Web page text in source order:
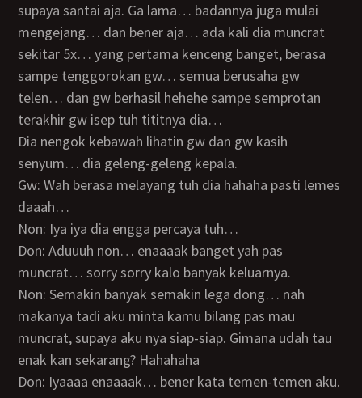
supaya santai aja. Ga lama… badannya juga mulai
mengejang… dan bener aja… ada kali dia muncrat
sekitar 5x… yang pertama kenceng banget, berasa
sampe tenggorokan gw… semua berusaha gw
telen… dan gw berhasil hehehe sampe semprotan
terakhir gw isep tuh tititnya dia…
Dia nengok kebawah lihatin gw dan gw kasih
senyum… dia geleng-geleng kepala.
Gw: Wah berasa melayang tuh dia hahaha pasti lemes
daaah…
Non: Iya iya dia engga percaya tuh…
Don: Aduuuh non… enaaaak banget yah pas
muncrat… sorry sorry kalo banyak keluarnya.
Non: Semakin banyak semakin lega dong… nah
makanya tadi aku minta kamu bilang pas mau
muncrat, supaya aku nya siap-siap. Gimana udah tau
enak kan sekarang? Hahahaha
Don: Iyaaaa enaaaak… bener kata temen-temen aku.